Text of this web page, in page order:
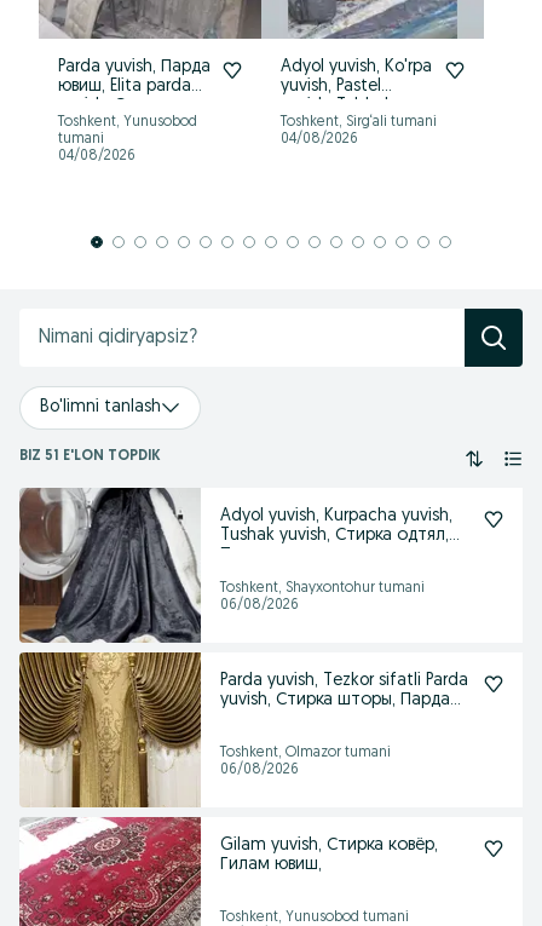
Parda yuvish, Парда
ювиш, Elita parda
шторы, Ximchistka
Toshkent, Yunusobod
tumani
04/08/2026
Adyol yuvish, Ko'rpa
yuvish, Pastel
ko'rpa yuvish,
Toshkent, Sirg‘ali tumani
04/08/2026
Bo'limni tanlash
BIZ 51 E'LON TOPDIK
Adyol yuvish, Kurpacha yuvish,
Tushak yuvish, Стирка одтял,
Toshkent, Shayxontohur tumani
06/08/2026
Parda yuvish, Tezkor sifatli Parda
yuvish, Стирка шторы, Парда
Toshkent, Olmazor tumani
06/08/2026
Gilam yuvish, Стирка ковёр,
Гилам ювиш,
Toshkent, Yunusobod tumani